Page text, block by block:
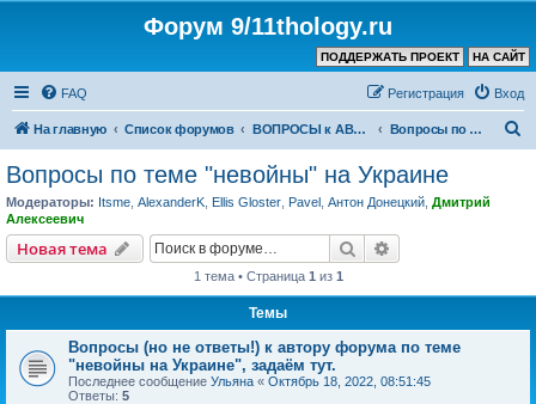
Форум 9/11thology.ru
НА САЙТ
ПОДДЕРЖАТЬ ПРОЕКТ
FAQ Вход
Регистрация
На главную Список форумов ВОПРОСЫ к АВТОРУ КАНАЛА и ХОЗЯИНУ ФОРУМА Вопросы по теме "невойны" на Украине
Вопросы по теме "невойны" на Украине
Модераторы: Itsme AlexanderK Ellis Gloster Pavel Антон Донецкий Дмитрий
Алексеевич
Новая тема Поиск
1 тема • Страница 1 из 1
Темы
Вопросы (но не ответы!) к автору форума по теме
"невойны на Украине", задаём тут.
Последнее сообщение Ульяна « Октябрь 18, 2022, 08:51:45
Ответы: 5